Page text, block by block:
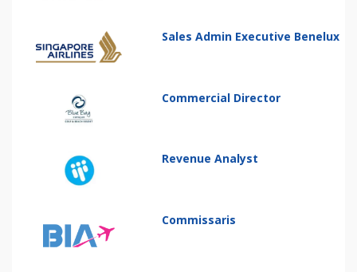
Sales Admin Executive Benelux
Commercial Director
Revenue Analyst
Commissaris